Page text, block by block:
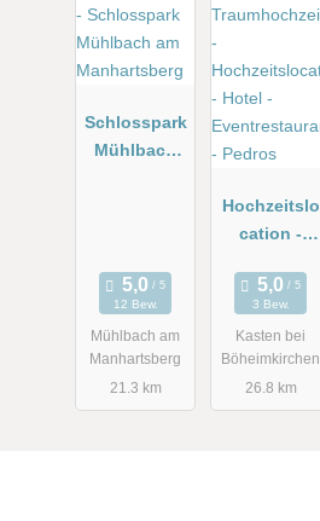
Schlosspark
Mühlbach
12 Bew.
Mühlbach am
Manhartsberg
21.3 km
Hochzeitslo
cation -
Eventrestaur
ant - Pedros
3 Bew.
Kasten bei
Böheimkirchen
26.8 km